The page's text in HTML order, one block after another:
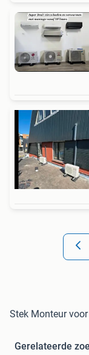
Stek Monteur
Gerelateerde